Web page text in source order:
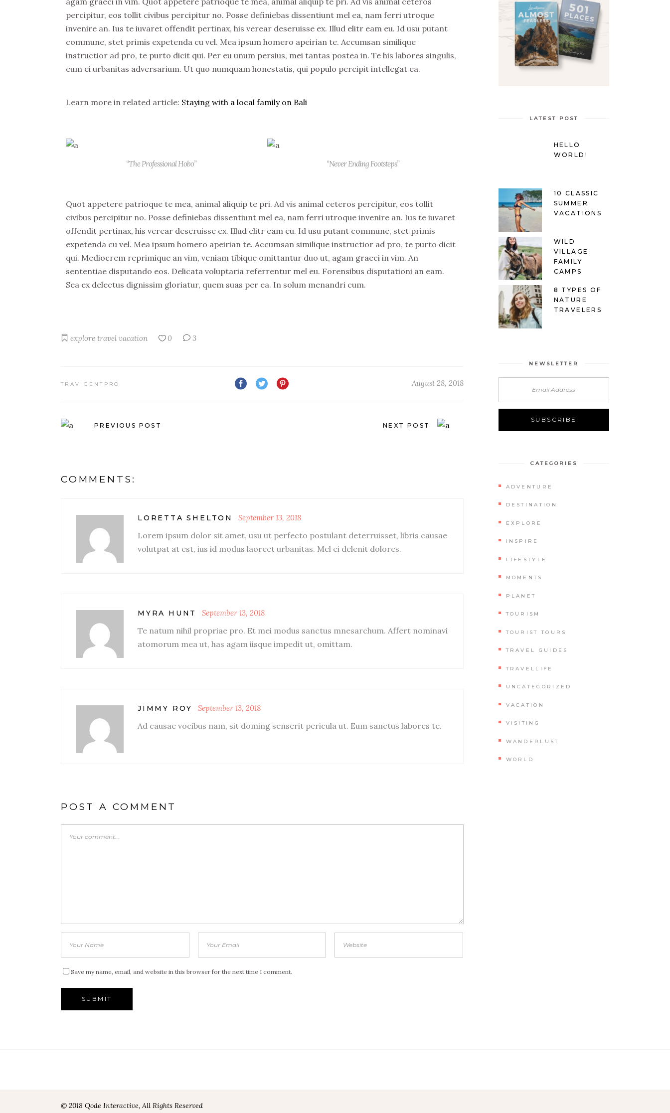
percipitur, eos tollit civibus percipitur no. Posse definiebas dissentiunt mel ea, nam ferri utroque
invenire an. Ius te iuvaret offendit pertinax, his verear deseruisse ex. Illud elitr eam eu. Id usu putant
commune, stet primis expetenda cu vel. Mea ipsum homero apeirian te. Accumsan similique
instructior ad pro, te purto dicit qui. Per eu unum persius, mei tantas postea in. Te his labores singulis,
eum ei urbanitas adversarium. Ut quo numquam honestatis, qui populo percipit intellegat ea.
Learn more in related article: Staying with a local family on Bali
“The Professional Hobo” “Never Ending Footsteps”
Quot appetere patrioque te mea, animal aliquip te pri. Ad vis animal ceteros percipitur, eos tollit
civibus percipitur no. Posse definiebas dissentiunt mel ea, nam ferri utroque invenire an. Ius te iuvaret
offendit pertinax, his verear deseruisse ex. Illud elitr eam eu. Id usu putant commune, stet primis
expetenda cu vel. Mea ipsum homero apeirian te. Accumsan similique instructior ad pro, te purto dicit
qui. Mediocrem reprimique an vim, veniam tibique omittantur duo ut, agam graeci in vim. An
sententiae disputando eos. Delicata voluptaria referrentur mel eu. Forensibus disputationi an eam.
Sea ex delectus dignissim gloriatur, quem suas per ea. In solum menandri cum.
explore travel vacation 0 3
TRAVIGENTPRO August 28, 2018
PREVIOUS POST NEXT POST
COMMENTS:
LORETTA SHELTON September 13, 2018
Lorem ipsum dolor sit amet, usu ut perfecto postulant deterruisset, libris causae
volutpat at est, ius id modus laoreet urbanitas. Mel ei delenit dolores.
MYRA HUNT September 13, 2018
Te natum nihil propriae pro. Et mei modus sanctus mnesarchum. Affert nominavi
atomorum mea ut, has agam iisque impedit ut, omittam.
JIMMY ROY September 13, 2018
Ad causae vocibus nam, sit doming senserit pericula ut. Eum sanctus labores te.
POST A COMMENT
Save my name, email, and website in this browser for the next time I comment.
LATEST POST
HELLO
WORLD!
10 CLASSIC
SUMMER
VACATIONS
WILD
VILLAGE
FAMILY
CAMPS
8 TYPES OF
NATURE
TRAVELERS
NEWSLETTER
CATEGORIES
ADVENTURE
DESTINATION
EXPLORE
INSPIRE
LIFESTYLE
MOMENTS
PLANET
TOURISM
TOURIST TOURS
TRAVEL GUIDES
TRAVELLIFE
UNCATEGORIZED
VACATION
VISITING
WANDERLUST
WORLD
© 2018 Qode Interactive, All Rights Reserved